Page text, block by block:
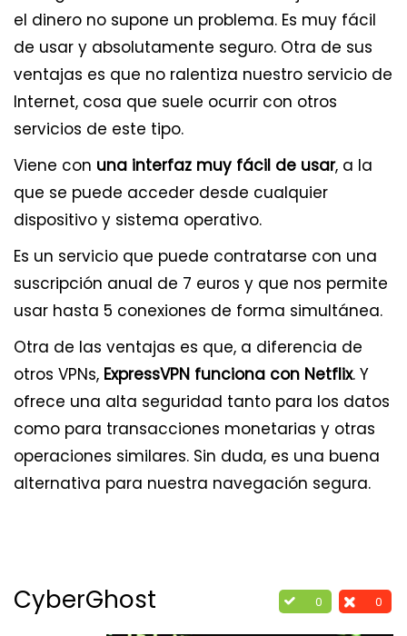
el dinero no supone un problema. Es muy fácil
de usar y absolutamente seguro. Otra de sus
ventajas es que no ralentiza nuestro servicio de
Internet, cosa que suele ocurrir con otros
servicios de este tipo.
Viene con una interfaz muy fácil de usar, a la
que se puede acceder desde cualquier
dispositivo y sistema operativo.
Es un servicio que puede contratarse con una
suscripción anual de 7 euros y que nos permite
usar hasta 5 conexiones de forma simultánea.
Otra de las ventajas es que, a diferencia de
otros VPNs, ExpressVPN funciona con Netflix. Y
ofrece una alta seguridad tanto para los datos
como para transacciones monetarias y otras
operaciones similares. Sin duda, es una buena
alternativa para nuestra navegación segura.
0 0
CyberGhost